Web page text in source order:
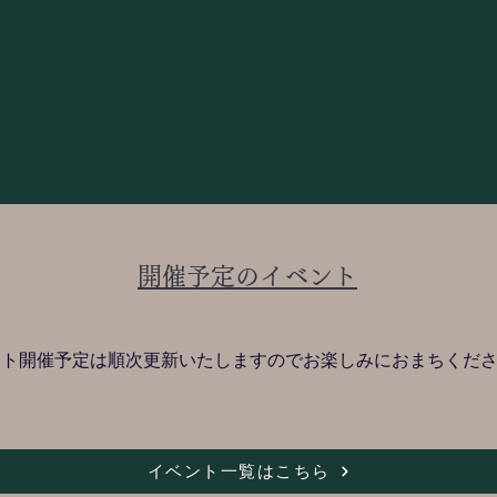
開催予定のイベント
開催予定は順次更新いたしますのでお楽しみにおまちくだ
イベント一覧はこちら